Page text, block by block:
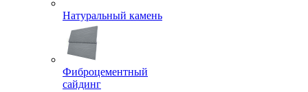
Натуральный камень
Фиброцементный
сайдинг